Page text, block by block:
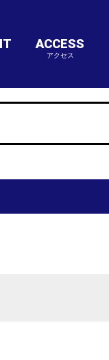
ACCESS
アクセス